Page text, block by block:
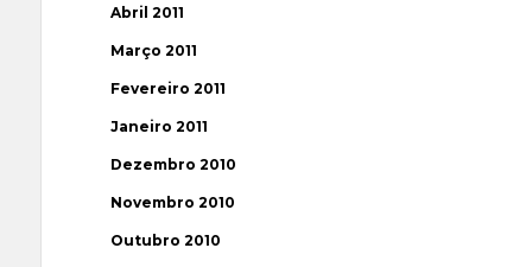
Abril 2011
Março 2011
Fevereiro 2011
Janeiro 2011
Dezembro 2010
Novembro 2010
Outubro 2010